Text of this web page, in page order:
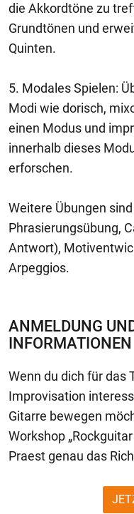
die Akkordtöne zu
Grundtönen und
Quinten.
5. Modales Spielen:
Modi wie dorisch,
einen Modus und
innerhalb dieses
erforschen.
Weitere Übungen
Phrasierungsübung,
Antwort),
Arpeggios.
ANMELDUNG
INFORMATIONEN
Wenn du dich für das
Improvisation
Gitarre bewegen
Workshop
Praest genau das